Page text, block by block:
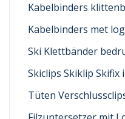
Kabelbinders
Kabelbinders met
Ski Klettbänder
Skiclips Skiklip
Tüten